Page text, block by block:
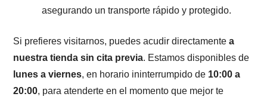
asegurando un transporte rápido y protegido.
Si prefieres visitarnos, puedes acudir directamentea
nuestra tienda sin cita previa. Estamos disponibles de
lunes a viernes, en horario ininterrumpido de 10:00 a
20:00, para atenderte en el momento que mejor te